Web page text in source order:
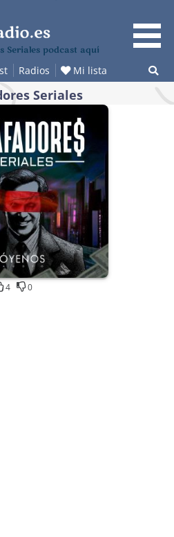
Seriales podcast aquí
Radios Mi lista
Seriales
4 0